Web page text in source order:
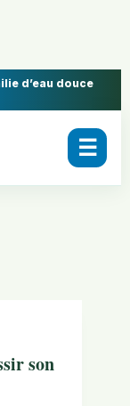
d’eau douce
☰
son